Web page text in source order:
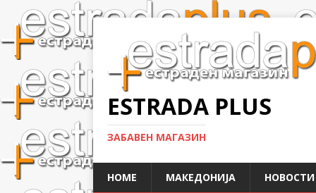
ESTRADA PLUS
ЗАБАВЕН МАГАЗИН
HOME МАКЕДОНИЈА НОВОСТИ